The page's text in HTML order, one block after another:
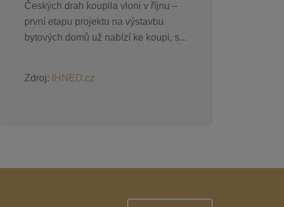
Českých drah koupila vloni v říjnu –
první etapu projektu na výstavbu
bytových domů už nabízí ke koupi, s...
Zdroj: IHNED.cz